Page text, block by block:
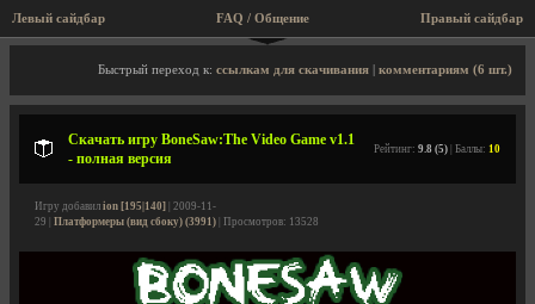
Левый сайдбар Правый сайдбар
FAQ / Общение
Описание игры, скриншоты, видео
Быстрый переход к: ссылкам для скачивания комментариям (6 шт.)
Скачать игру BoneSaw:The Video Game v1.1
- полная версия
Рейтинг: 9.8 (5) | Баллы: 10
Игру добавил ion [195|140] | 2009-11-
29 | Платформеры (вид сбоку) (3991) | Просмотров: 13528